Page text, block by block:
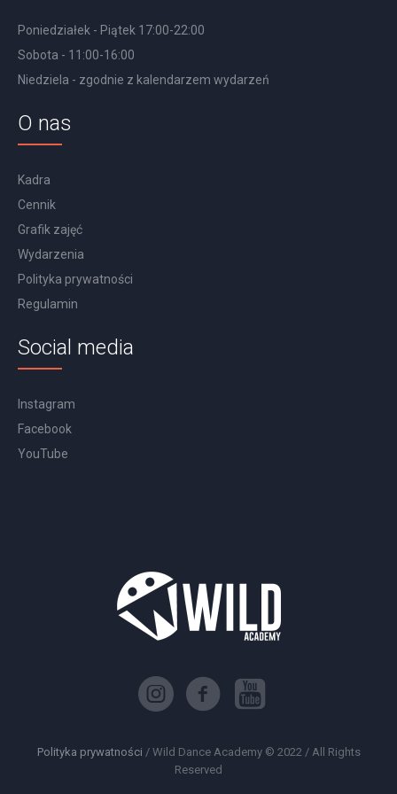
Poniedziałek - Piątek 17:00-22:00
Sobota - 11:00-16:00
Niedziela - zgodnie z kalendarzem wydarzeń
O nas
Kadra
Cennik
Grafik zajęć
Wydarzenia
Polityka prywatności
Regulamin
Social media
Instagram
Facebook
YouTube
Polityka prywatności / Wild Dance Academy © 2022 / All Rights
Reserved